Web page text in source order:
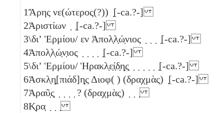
1Ἄρης νε(ώτερος(?)) ̣[-ca.?-]
2Ἀριστίων ̣ ̣[-ca.?-]
3\διʼ Ἑρμίου/ εν Ἀπολ̣λ̣ώ̣νιος ̣ ̣ ̣ ̣[-ca.?-]
4Ἀπολ̣λ̣ώ̣ν̣ιος ̣ ̣ ̣ ̣ ̣[-ca.?-]
5\διʼ Ἑρμίου/ Ἡρακλ̣ε̣ί̣δ̣η̣ς̣ ̣ ̣ ̣ ̣ ̣ ̣[-ca.?-]
6Ἀσκλ̣η̣[πιάδ]η̣ς Διοφ( ) (δραχμὰς) ̣[-ca.?-]
7Ἀραῦ̣ς̣ ̣ ̣ ̣ ̣ ? (δραχμὰς) ̣ ̣ ̣
8Κ̣ρα̣ ̣ ̣ ̣